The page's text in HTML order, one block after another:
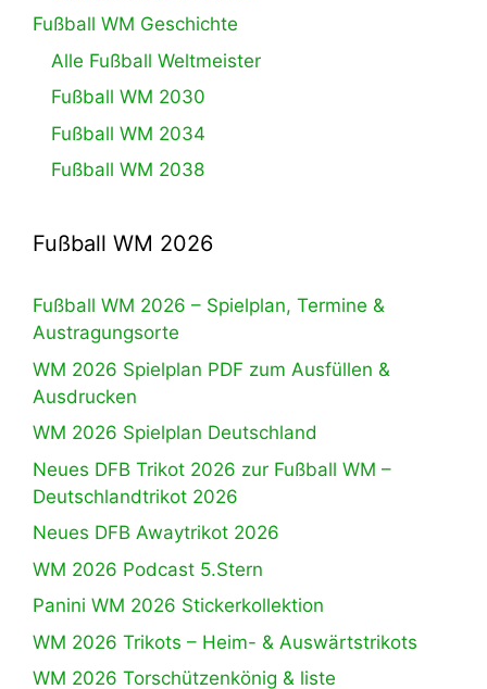
Fußball WM Geschichte
Alle Fußball Weltmeister
Fußball WM 2030
Fußball WM 2034
Fußball WM 2038
Fußball WM 2026
Fußball WM 2026 – Spielplan, Termine &
Austragungsorte
WM 2026 Spielplan PDF zum Ausfüllen &
Ausdrucken
WM 2026 Spielplan Deutschland
Neues DFB Trikot 2026 zur Fußball WM –
Deutschlandtrikot 2026
Neues DFB Awaytrikot 2026
WM 2026 Podcast 5.Stern
Panini WM 2026 Stickerkollektion
WM 2026 Trikots – Heim- & Auswärtstrikots
WM 2026 Torschützenkönig & liste